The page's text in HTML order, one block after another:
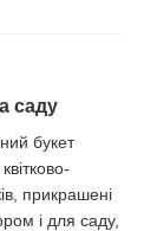
саду
букет
прикрашені
і для саду,